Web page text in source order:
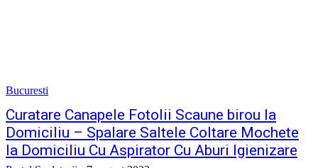
Bucuresti
Curatare Canapele Fotolii Scaune birou la
Domiciliu – Spalare Saltele Coltare Mochete
la Domiciliu Cu Aspirator Cu Aburi Igienizare